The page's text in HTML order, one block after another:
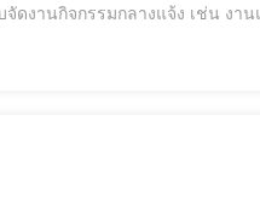
ดงานกิจกรรมกลางแจ้ง เช่น งา